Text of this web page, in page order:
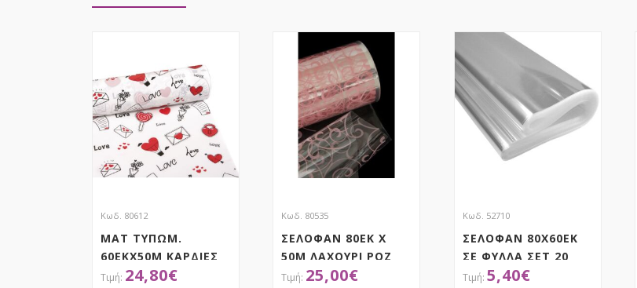
Κωδ. 80612
ΜΑΤ ΤΥΠΩΜ.
60ΕΚΧ50Μ ΚΑΡΔΙΕΣ
ΓΛΕΙΦΥΤΖΟΥΡΙ
24,80€
Κωδ. 80535
ΣΕΛΟΦΑΝ 80ΕΚ Χ
50Μ ΛΑΧΟΥΡΙ ΡΟΖ
25,00€
Κωδ. 52710
ΣΕΛΟΦΑΝ 80Χ60ΕΚ
ΣΕ ΦΥΛΛΑ ΣΕΤ 20
5,40€